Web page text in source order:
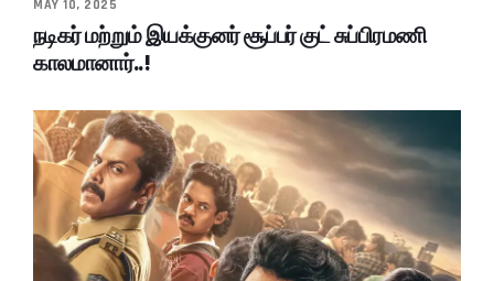
MAY 10, 2025
நடிகர் மற்றும் இயக்குனர் சூப்பர் குட் சுப்பிரமணி
காலமானார்..!